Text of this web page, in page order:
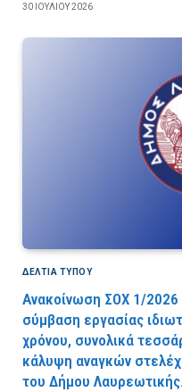
30 ΙΟΥΛΊΟΥ 2026
ΔΕΛΤΙΑ ΤΥΠΟΥ
Ανακοίνωση ΣΟΧ 1/2026
σύμβαση εργασίας
χρόνου, συνολικά
κάλυψη αναγκών
του Δήμου